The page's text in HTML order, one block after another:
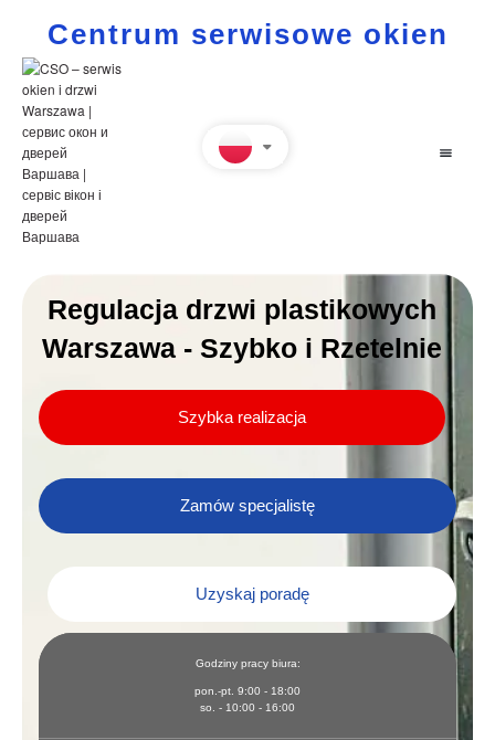
Centrum serwisowe okien
Regulacja drzwi plastikowych
Warszawa - Szybko i Rzetelnie
Szybka realizacja
Zamów specjalistę
Uzyskaj poradę
Godziny pracy biura:
pon.-pt. 9:00 - 18:00
so. - 10:00 - 16:00